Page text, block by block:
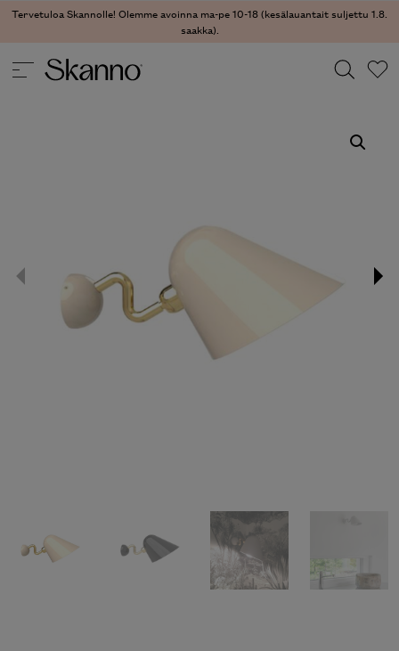
Tervetuloa Skannolle! Olemme avoinna ma-pe 10-18 (kesälauantait suljettu 1.8.
saakka).